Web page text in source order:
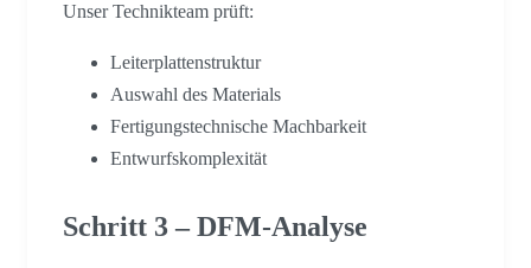
Unser Technikteam prüft:
Leiterplattenstruktur
Auswahl des Materials
Fertigungstechnische Machbarkeit
Entwurfskomplexität
Schritt 3 – DFM-Analyse